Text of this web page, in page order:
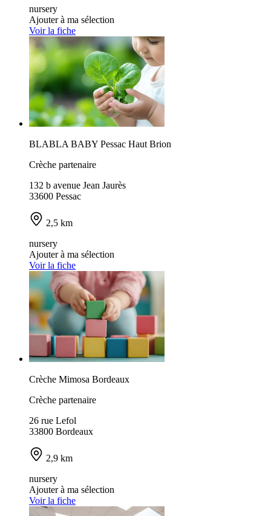
nursery
Ajouter à ma sélection
Voir la fiche
BLABLA BABY Pessac Haut Brion
Crèche partenaire
132 b avenue Jean Jaurès
33600 Pessac
2,5 km
nursery
Ajouter à ma sélection
Voir la fiche
Crèche Mimosa Bordeaux
Crèche partenaire
26 rue Lefol
33800 Bordeaux
2,9 km
nursery
Ajouter à ma sélection
Voir la fiche